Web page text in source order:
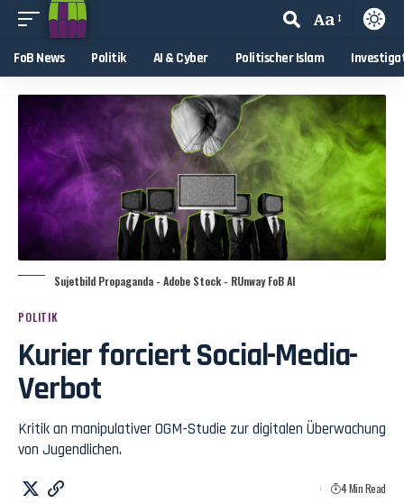
Aa
FoB News Politik AI & Cyber Politischer Islam
Sujetbild Propaganda - Adobe Stock - RUnway FoB AI
POLITIK
Kurier forciert Social-Media-
Verbot
Kritik an manipulativer OGM-Studie zur digitalen Überwachung
von Jugendlichen.
4 Min Read